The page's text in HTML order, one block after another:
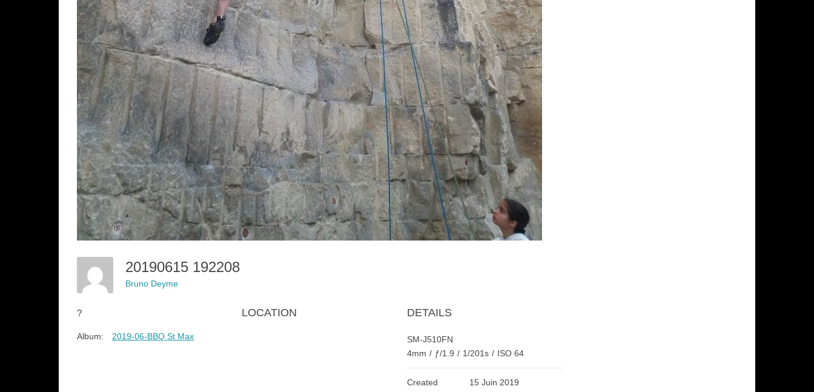
20190615 192208
Bruno Deyme
?
Album: 2019-06-BBQ St Max
LOCATION DETAILS
SM-J510FN
4mm / ƒ/1.9 / 1/201s / ISO 64
Created
15 Juin 2019